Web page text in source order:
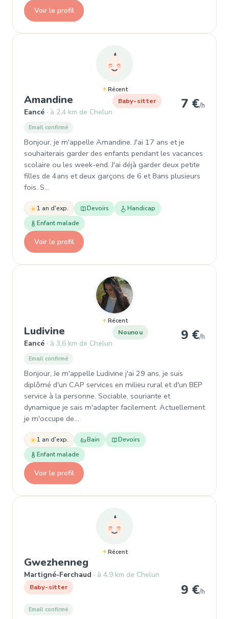
Voir le profil
Récent
Amandine , Garde d'enfant à Eancé
Eancé à 2,4 km de Chelun
Baby-sitter 7 €/h
Email confirmé
Bonjour, je m'appelle Amandine. J'ai 17 ans et je
souhaiterais garder des enfants pendant les vacances
scolaire ou les week-end. J'ai déjà garder deux petite
filles de 4ans et deux garçons de 6 et 8ans plusieurs
fois. S…
1 an d'exp. Devoirs
Handicap
Enfant malade
Voir le profil
Récent
Ludivine , Garde d'enfant à Eancé
Eancé à 3,6 km de Chelun
Nounou 9 €/h
Email confirmé
Bonjour, Je m'appelle Ludivine j'ai 29 ans, je suis
diplômé d'un CAP services en milieu rural et d'un BEP
service à la personne. Sociable, souriante et
dynamique je sais m'adapter facilement. Actuellement
je m'occupe de…
1 an d'exp. Bain
Devoirs
Enfant malade
Voir le profil
Récent
Gwezhenneg
Martigné-Ferchaud à 4,9 km de Chelun
Baby-sitter 9 €/h
Email confirmé